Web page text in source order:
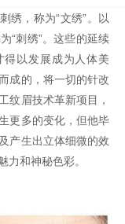
，称为“文绣”。以
“刺绣”。这些的延续
得以发展成为人体美
成的，将一切的针改
纹眉技术革新项目，
更多的变化，但他毕
产生出立体细微的效
力和神秘色彩。